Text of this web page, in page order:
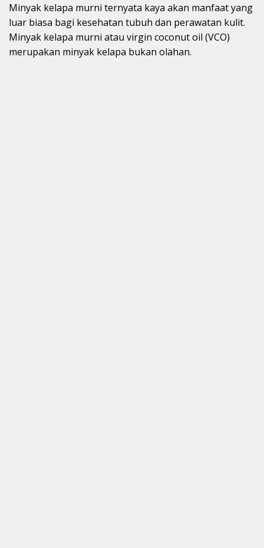
Minyak kelapa murni ternyata kaya akan manfaat yang
luar biasa bagi kesehatan tubuh dan perawatan kulit.
Minyak kelapa murni atau virgin coconut oil (VCO)
merupakan minyak kelapa bukan olahan.